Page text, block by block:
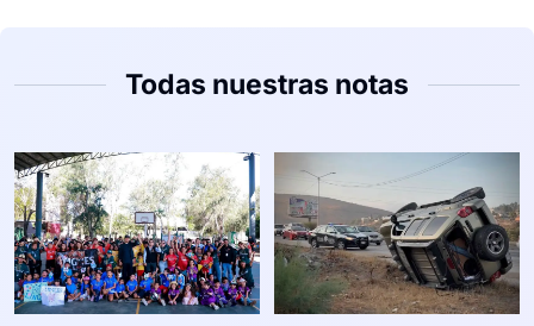
Todas nuestras notas